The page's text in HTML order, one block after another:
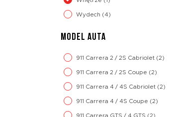
Wydech (4)
MODEL AUTA
911 Carrera 2 / 2S Cabriolet (2)
911 Carrera 2 / 2S Coupe (2)
911 Carrera 4 / 4S Cabriolet (2)
911 Carrera 4 / 4S Coupe (2)
911 Carrera GTS / 4 GTS (2)